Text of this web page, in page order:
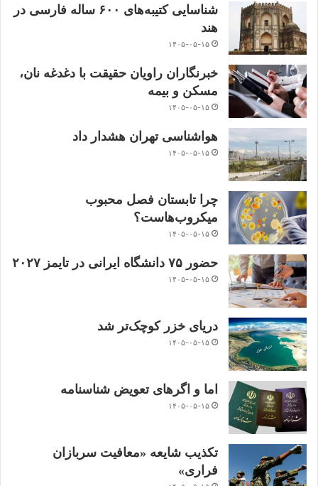
شناسایی کتیبه‌های ۶۰۰ ساله فارسی در
هند
۱۴۰۵-۰۵-۱۵
خبرنگاران راویان حقیقت با دغدغه نان،
مسکن و بیمه
۱۴۰۵-۰۵-۱۵
هواشناسی تهران هشدار داد
۱۴۰۵-۰۵-۱۵
چرا تابستان فصل محبوب
میکروب‌هاست؟
۱۴۰۵-۰۵-۱۵
حضور ۷۵ دانشگاه ایرانی در تایمز ۲۰۲۷
۱۴۰۵-۰۵-۱۵
دریای خزر کوچک‌تر شد
۱۴۰۵-۰۵-۱۵
اما و اگرهای تعویض شناسنامه
۱۴۰۵-۰۵-۱۵
تکذیب شایعه «معافیت سربازان
فراری»